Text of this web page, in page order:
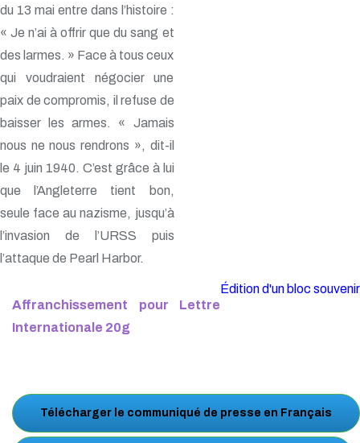
du 13 mai entre dans l’histoire :
« Je n’ai à offrir que du sang et
des larmes. » Face à tous ceux
qui voudraient négocier une
paix de compromis, il refuse de
baisser les armes. « Jamais
nous ne nous rendrons », dit-il
le 4 juin 1940. C’est grâce à lui
que l’Angleterre tient bon,
seule face au nazisme, jusqu’à
l’invasion de l’URSS puis
l’attaque de Pearl Harbor.
Édition d'un bloc souvenir
Affranchissement pour Lettre
Internationale 20g
Télécharger le communiqué de presse en Français